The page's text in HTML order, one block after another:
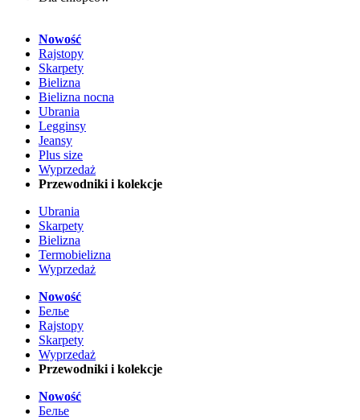
Nowość
Rajstopy
Skarpety
Bielizna
Bielizna nocna
Ubrania
Legginsy
Jeansy
Plus size
Wyprzedaż
Przewodniki i kolekcje
Ubrania
Skarpety
Bielizna
Termobielizna
Wyprzedaż
Nowość
Белье
Rajstopy
Skarpety
Wyprzedaż
Przewodniki i kolekcje
Nowość
Белье